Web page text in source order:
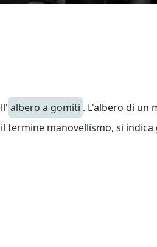
albero a gomiti . L'albero di un
manovellismo, si